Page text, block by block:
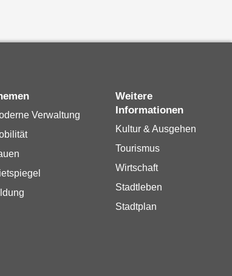
Verwaltung
Weitere
Informationen
Kultur & Ausgehen
Tourismus
Wirtschaft
Stadtleben
Stadtplan